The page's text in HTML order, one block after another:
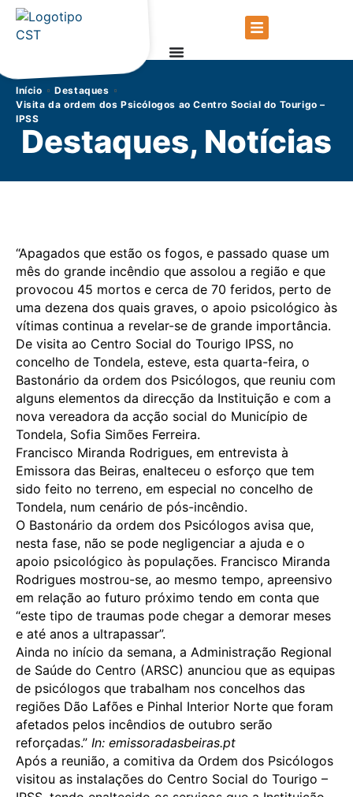
Início
Destaques
Visita da ordem dos Psicólogos ao Centro Social do Tourigo –
IPSS
Destaques, Notícias
“Apagados que estão os fogos, e passado quase um
mês do grande incêndio que assolou a região e que
provocou 45 mortos e cerca de 70 feridos, perto de
uma dezena dos quais graves, o apoio psicológico às
vítimas continua a revelar-se de grande importância.
De visita ao Centro Social do Tourigo IPSS, no
concelho de Tondela, esteve, esta quarta-feira, o
Bastonário da ordem dos Psicólogos, que reuniu com
alguns elementos da direcção da Instituição e com a
nova vereadora da acção social do Município de
Tondela, Sofia Simões Ferreira.
Francisco Miranda Rodrigues, em entrevista à
Emissora das Beiras, enalteceu o esforço que tem
sido feito no terreno, em especial no concelho de
Tondela, num cenário de pós-incêndio.
O Bastonário da ordem dos Psicólogos avisa que,
nesta fase, não se pode negligenciar a ajuda e o
apoio psicológico às populações. Francisco Miranda
Rodrigues mostrou-se, ao mesmo tempo, apreensivo
em relação ao futuro próximo tendo em conta que
“este tipo de traumas pode chegar a demorar meses
e até anos a ultrapassar”.
Ainda no início da semana, a Administração Regional
de Saúde do Centro (ARSC) anunciou que as equipas
de psicólogos que trabalham nos concelhos das
regiões Dão Lafões e Pinhal Interior Norte que foram
afetados pelos incêndios de outubro serão
reforçadas.” In: emissoradasbeiras.pt
Após a reunião, a comitiva da Ordem dos Psicólogos
visitou as instalações do Centro Social do Tourigo –